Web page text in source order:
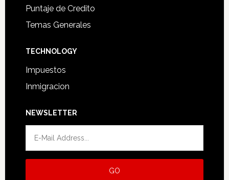
Puntaje de Credito
Temas Generales
TECHNOLOGY
Impuestos
Inmigracion
NEWSLETTER